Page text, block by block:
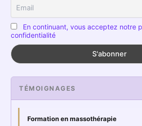
En continuant, vous acceptez notre
confidentialité
TÉMOIGNAGES
Formation en massothérapie